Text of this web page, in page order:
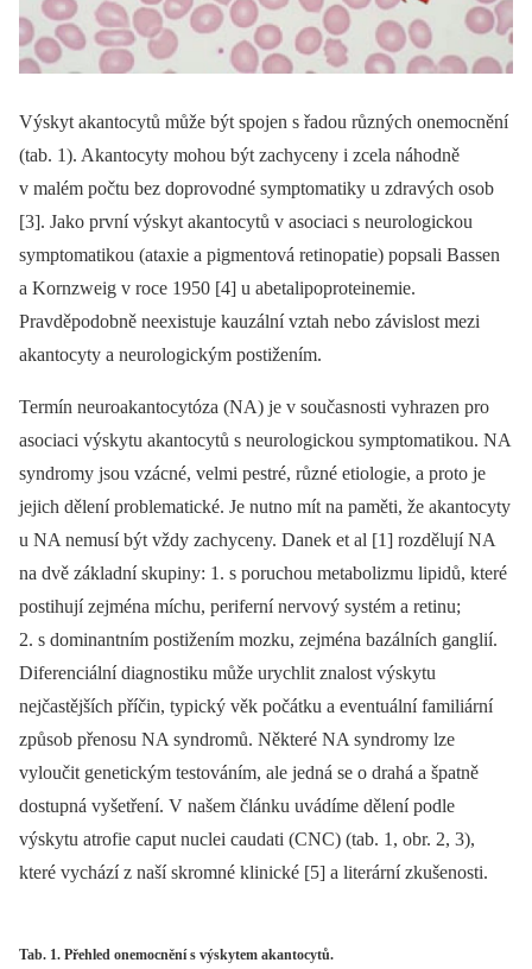
Výskyt akantocytů může být spojen s řadou různých onemocnění
(tab. 1). Akantocyty mohou být zachyceny i zcela náhodně
v malém počtu bez doprovodné symptomatiky u zdravých osob
[3]. Jako první výskyt akantocytů v asociaci s neurologickou
symptomatikou (ataxie a pigmentová retinopatie) popsali Bassen
a Kornzweig v roce 1950 [4] u abetalipoproteinemie.
Pravděpodobně neexistuje kauzální vztah nebo závislost mezi
akantocyty a neurologickým postižením.
Termín neuroakantocytóza (NA) je v sou­časnosti vyhrazen pro
asociaci výskytu akantocytů s neurologickou symptomatikou. NA
syndromy jsou vzácné, velmi pestré, různé etiologie, a proto je
jejich dělení problematické. Je nutno mít na paměti, že akantocyty
u NA nemusí být vždy zachyceny. Danek et al [1] rozdělují NA
na dvě základní skupiny: 1. s poruchou metabolizmu lipidů, které
postihují zejména míchu, periferní nervový systém a retinu;
2. s dominantním postižením mozku, zejména bazálních ganglií.
Diferenciální dia­gnostiku může urychlit znalost výskytu
nejčastějších příčin, typický věk počátku a eventuální familiární
způsob přenosu NA syndromů. Ně­kte­ré NA syndromy lze
vyloučit genetickým testováním, ale jedná se o drahá a špatně
dostupná vyšetření. V našem článku uvádíme dělení podle
výskytu atrofie caput nuclei caudati (CNC) (tab. 1, obr. 2, 3),
které vychází z naší skromné klinické [5] a literární zkušenosti.
Tab. 1. Přehled onemocnění s výskytem akantocytů.